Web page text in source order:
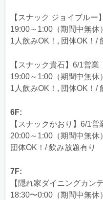
【スナック ジョイブルー
19:00～1:00（期間中無休
1人飲みOK！, 団体OK！/
【スナック貴石】6/1営業
19:00～1:00（期間中無休
1人飲みOK！, 団体OK！/
6F:
【スナックかおり】6/1営
20:00～1:00（期間中無休
団体OK！/ 飲み放題有り
7F:
【隠れ家ダイニングカン
18:30〜0:00（期間中無休